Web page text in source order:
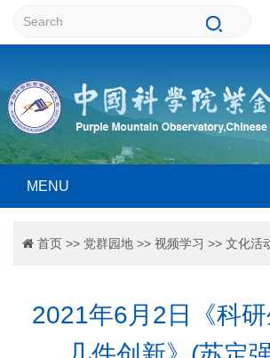
MENU
首页 >> 党群园地 >> 视频学习 >> 文化活
2021年6月2日《科